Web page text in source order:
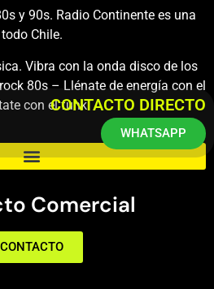
y 90s. Radio Continente es una
Chile.
Vibra con la onda disco de los
80s – Llénate de energía con el
con el funk.
Comercial
CONTACTO
CONTACTO DIRECTO
WHATSAPP